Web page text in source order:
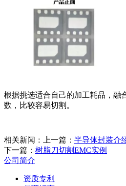
根据挑选适合自己的加工耗品，融
数，比较容易切割。
相关新闻： 上一篇： 半导体封装介
下一篇： 树脂刀切割EMC实例
公司简介
资质专利